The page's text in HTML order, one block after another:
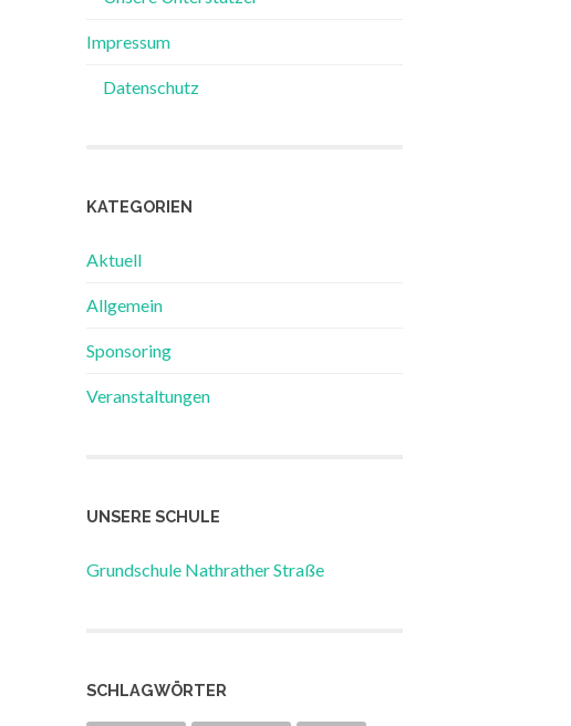
Impressum
Datenschutz
KATEGORIEN
Aktuell
Allgemein
Sponsoring
Veranstaltungen
UNSERE SCHULE
Grundschule Nathrather Straße
SCHLAGWÖRTER